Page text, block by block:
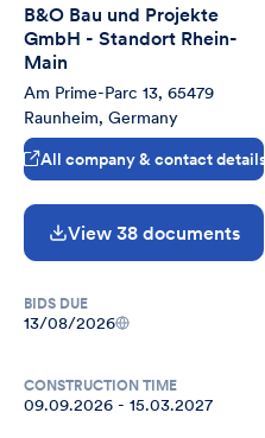
B&O Bau und Projekte
GmbH - Standort Rhein-
Main
Am Prime-Parc 13, 65479
Raunheim, Germany
All company & contact details
View 38 documents
BIDS DUE
13/08/2026
CONSTRUCTION TIME
09.09.2026 - 15.03.2027